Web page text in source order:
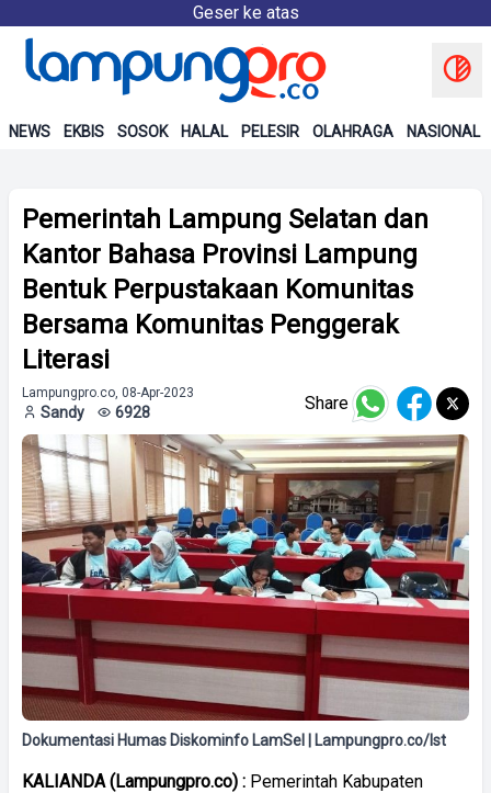
Geser ke atas
NEWS EKBIS SOSOK HALAL PELESIR OLAHRAGA NASIONAL
Pemerintah Lampung Selatan dan
Kantor Bahasa Provinsi Lampung
Bentuk Perpustakaan Komunitas
Bersama Komunitas Penggerak
Literasi
Lampungpro.co, 08-Apr-2023
Sandy 6928 Share
Dokumentasi Humas Diskominfo LamSel | Lampungpro.co/Ist
KALIANDA (Lampungpro.co) : Pemerintah Kabupaten